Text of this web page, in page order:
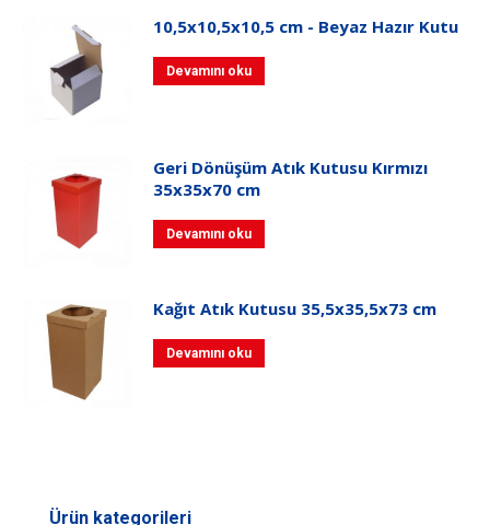
10,5x10,5x10,5 cm - Beyaz Hazır Kutu
Devamını oku
Geri Dönüşüm Atık Kutusu Kırmızı
35x35x70 cm
Devamını oku
Kağıt Atık Kutusu 35,5x35,5x73 cm
Devamını oku
Ürün kategorileri